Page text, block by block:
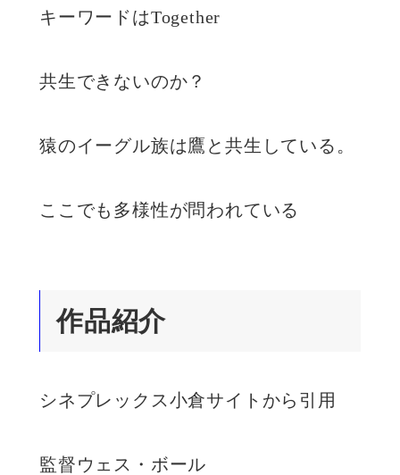
キーワードはTogether
共生できないのか？
猿のイーグル族は鷹と共生している。
ここでも多様性が問われている
作品紹介
シネプレックス小倉サイトから引用
監督ウェス・ボール